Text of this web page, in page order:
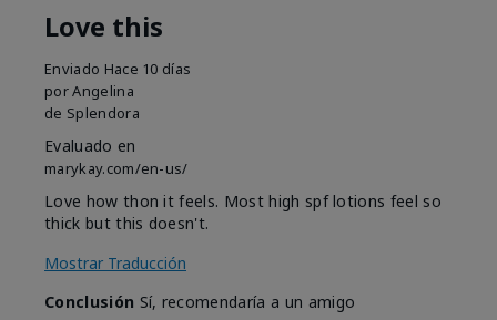
Love this
Enviado Hace 10 días
porAngelina
de Splendora
Evaluado en
marykay.com/en-us/
Love how thon it feels. Most high spf lotions feel so
thick but this doesn't.
Mostrar Traducción
Conclusión Sí, recomendaría a un amigo